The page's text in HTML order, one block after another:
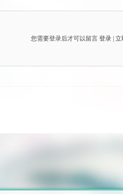
您需要登录后才可以留言 登录| 立